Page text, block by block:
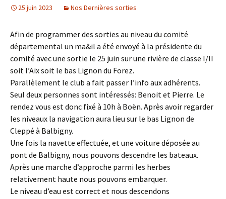
25 juin 2023 Nos Dernières sorties
Afin de programmer des sorties au niveau du comité
départemental un ma&il a été envoyé à la présidente du
comité avec une sortie le 25 juin sur une rivière de classe I/II
soit l’Aix soit le bas Lignon du Forez.
Parallèlement le club a fait passer l’info aux adhérents.
Seul deux personnes sont intéressés: Benoit et Pierre. Le
rendez vous est donc fixé à 10h à Boën. Après avoir regarder
les niveaux la navigation aura lieu sur le bas Lignon de
Cleppé à Balbigny.
Une fois la navette effectuée, et une voiture déposée au
pont de Balbigny, nous pouvons descendre les bateaux.
Après une marche d’approche parmi les herbes
relativement haute nous pouvons embarquer.
Le niveau d’eau est correct et nous descendons